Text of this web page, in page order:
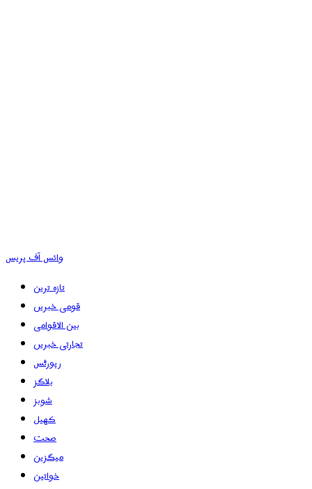
وائس آف پریس
تازہ ترین
قومی خبریں
بین الاقوامی
تجارتی خبریں
رپورٹس
بلاگز
شوبز
کھیل
صحت
میگزین
خواتین